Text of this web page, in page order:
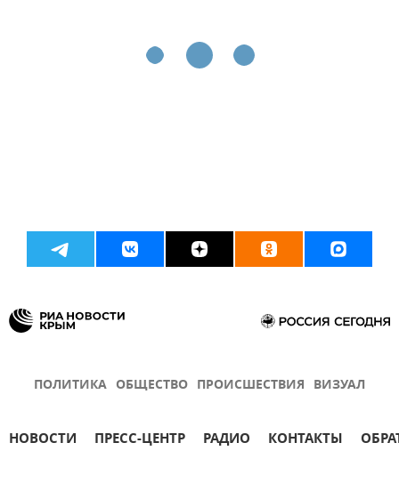
ПОЛИТИКА ОБЩЕСТВО ПРОИСШЕСТВИЯ ВИЗУАЛ
НОВОСТИ ПРЕСС-ЦЕНТР РАДИО КОНТАКТЫ